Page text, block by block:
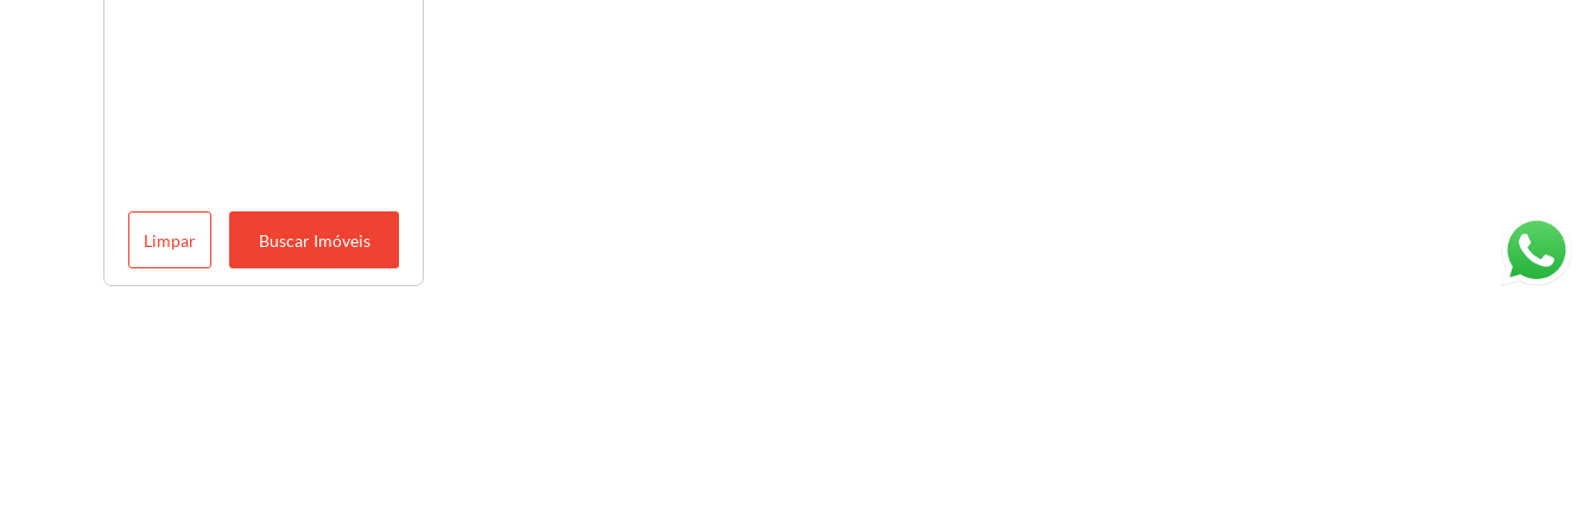
Limpar Buscar Imóveis